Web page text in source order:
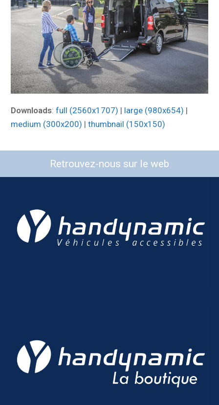
Downloads:full (2560x1707) | large (980x654) |
medium (300x200) |thumbnail (150x150)
Retrouvez-nous sur le web